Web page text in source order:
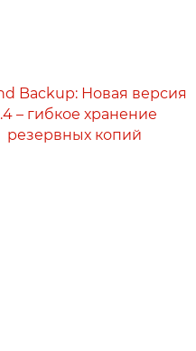
Backup: Новая версия
– гибкое хранение
резервных копий